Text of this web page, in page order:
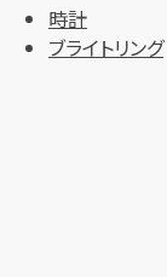
時計
ブライトリング